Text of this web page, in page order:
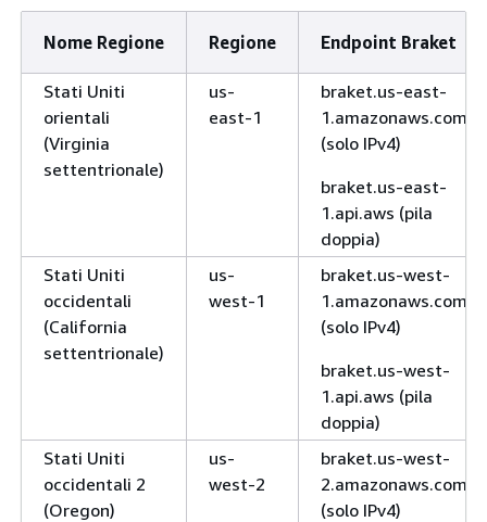
Nome Regione Regione Endpoint Braket
Stati Uniti
orientali
(Virginia
settentrionale)
us-
east-1
braket.us-east-
1.amazonaws.com
(solo IPv4)
braket.us-east-
1.api.aws (pila
doppia)
Stati Uniti
occidentali
(California
settentrionale)
us-
west-1
braket.us-west-
1.amazonaws.com
(solo IPv4)
braket.us-west-
1.api.aws (pila
doppia)
Stati Uniti
occidentali 2
(Oregon)
us-
west-2
braket.us-west-
2.amazonaws.com
(solo IPv4)